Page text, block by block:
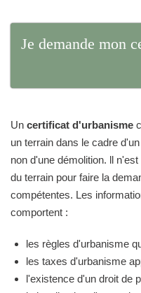
Je demande mon
Un certificat d'urbanisme
un terrain dans le cadre
non d'une démolition. ll
du terrain pour faire la
compétentes. Les
comportent :
les règles d'urbanisme
les taxes d'urbanisme
l'existence d'un droit de